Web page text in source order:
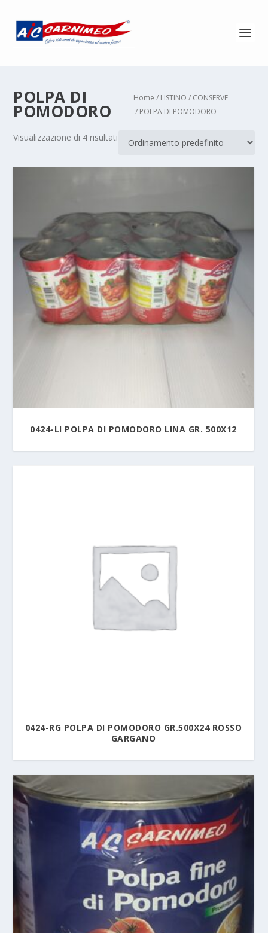
POLPA DI
POMODORO
Home / LISTINO / CONSERVE
/ POLPA DI POMODORO
Visualizzazione di 4 risultati
0424-LI POLPA DI POMODORO LINA GR. 500X12
0424-RG POLPA DI POMODORO GR.500X24 ROSSO
GARGANO